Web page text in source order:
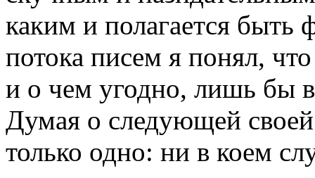
каким и полагается
потока писем я понял,
и о чем угодно, лишь бы
Думая о следующей своей
только одно: ни в коем